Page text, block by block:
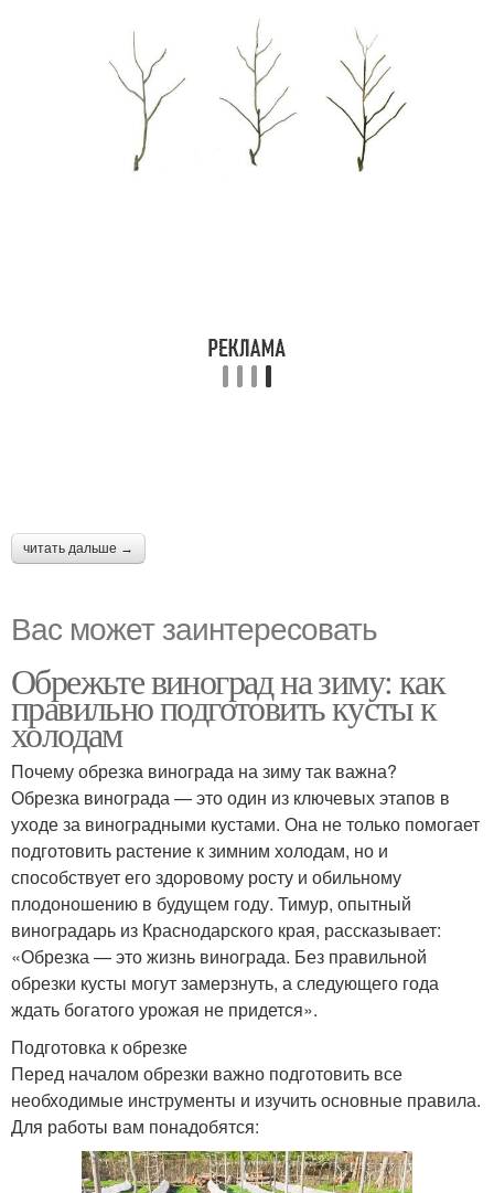
читать дальше →
Вас может заинтересовать
Обрежьте виноград на зиму: как
правильно подготовить кусты к
холодам
Почему обрезка винограда на зиму так важна?
Обрезка винограда — это один из ключевых этапов в
уходе за виноградными кустами. Она не только помогает
подготовить растение к зимним холодам, но и
способствует его здоровому росту и обильному
плодоношению в будущем году. Тимур, опытный
виноградарь из Краснодарского края, рассказывает:
«Обрезка — это жизнь винограда. Без правильной
обрезки кусты могут замерзнуть, а следующего года
ждать богатого урожая не придется».
Подготовка к обрезке
Перед началом обрезки важно подготовить все
необходимые инструменты и изучить основные правила.
Для работы вам понадобятся: